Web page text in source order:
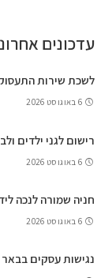
עדכונים
לשכת שירות
6 באוגוסט 2026
רישום לגני ילדים
6 באוגוסט 2026
חניה שמורה לנכה
6 באוגוסט 2026
נגישות עסקים